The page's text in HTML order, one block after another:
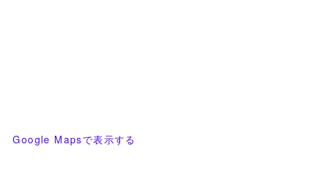
Google Mapsで表示する